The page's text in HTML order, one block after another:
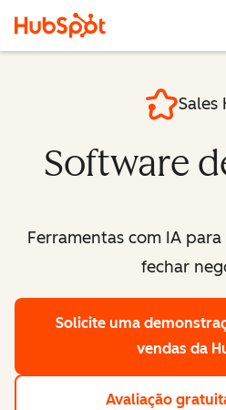
Sales
Software
Ferramentas com IA
fechar
Solicite uma
vendas da
Avaliação